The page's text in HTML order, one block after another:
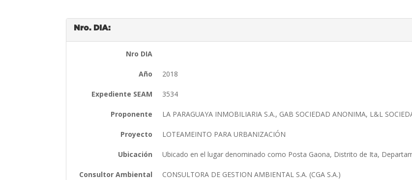
Nro. DIA:
Nro DIA
Año 2018
Expediente SEAM 3534
Proponente LA PARAGUAYA INMOBILIARIA S.A., GAB SOCIEDAD ANONIMA, L&L
Proyecto LOTEAMEINTO PARA URBANIZACIÓN
Ubicación Ubicado en el lugar denominado como Posta Gaona, Distrito de Ita,
Consultor Ambiental CONSULTORA DE GESTION AMBIENTAL S.A. (CGA S.A.)